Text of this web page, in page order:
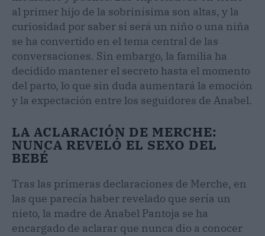
al primer hijo de la sobrinísima son altas, y la
curiosidad por saber si será un niño o una niña
se ha convertido en el tema central de las
conversaciones. Sin embargo, la familia ha
decidido mantener el secreto hasta el momento
del parto, lo que sin duda aumentará la emoción
y la expectación entre los seguidores de Anabel.
LA ACLARACIÓN DE MERCHE:
NUNCA REVELÓ EL SEXO DEL
BEBÉ
Tras las primeras declaraciones de Merche, en
las que parecía haber revelado que sería un
nieto, la madre de Anabel Pantoja se ha
encargado de aclarar que nunca dio a conocer